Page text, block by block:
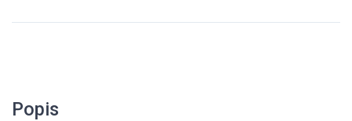
Popis